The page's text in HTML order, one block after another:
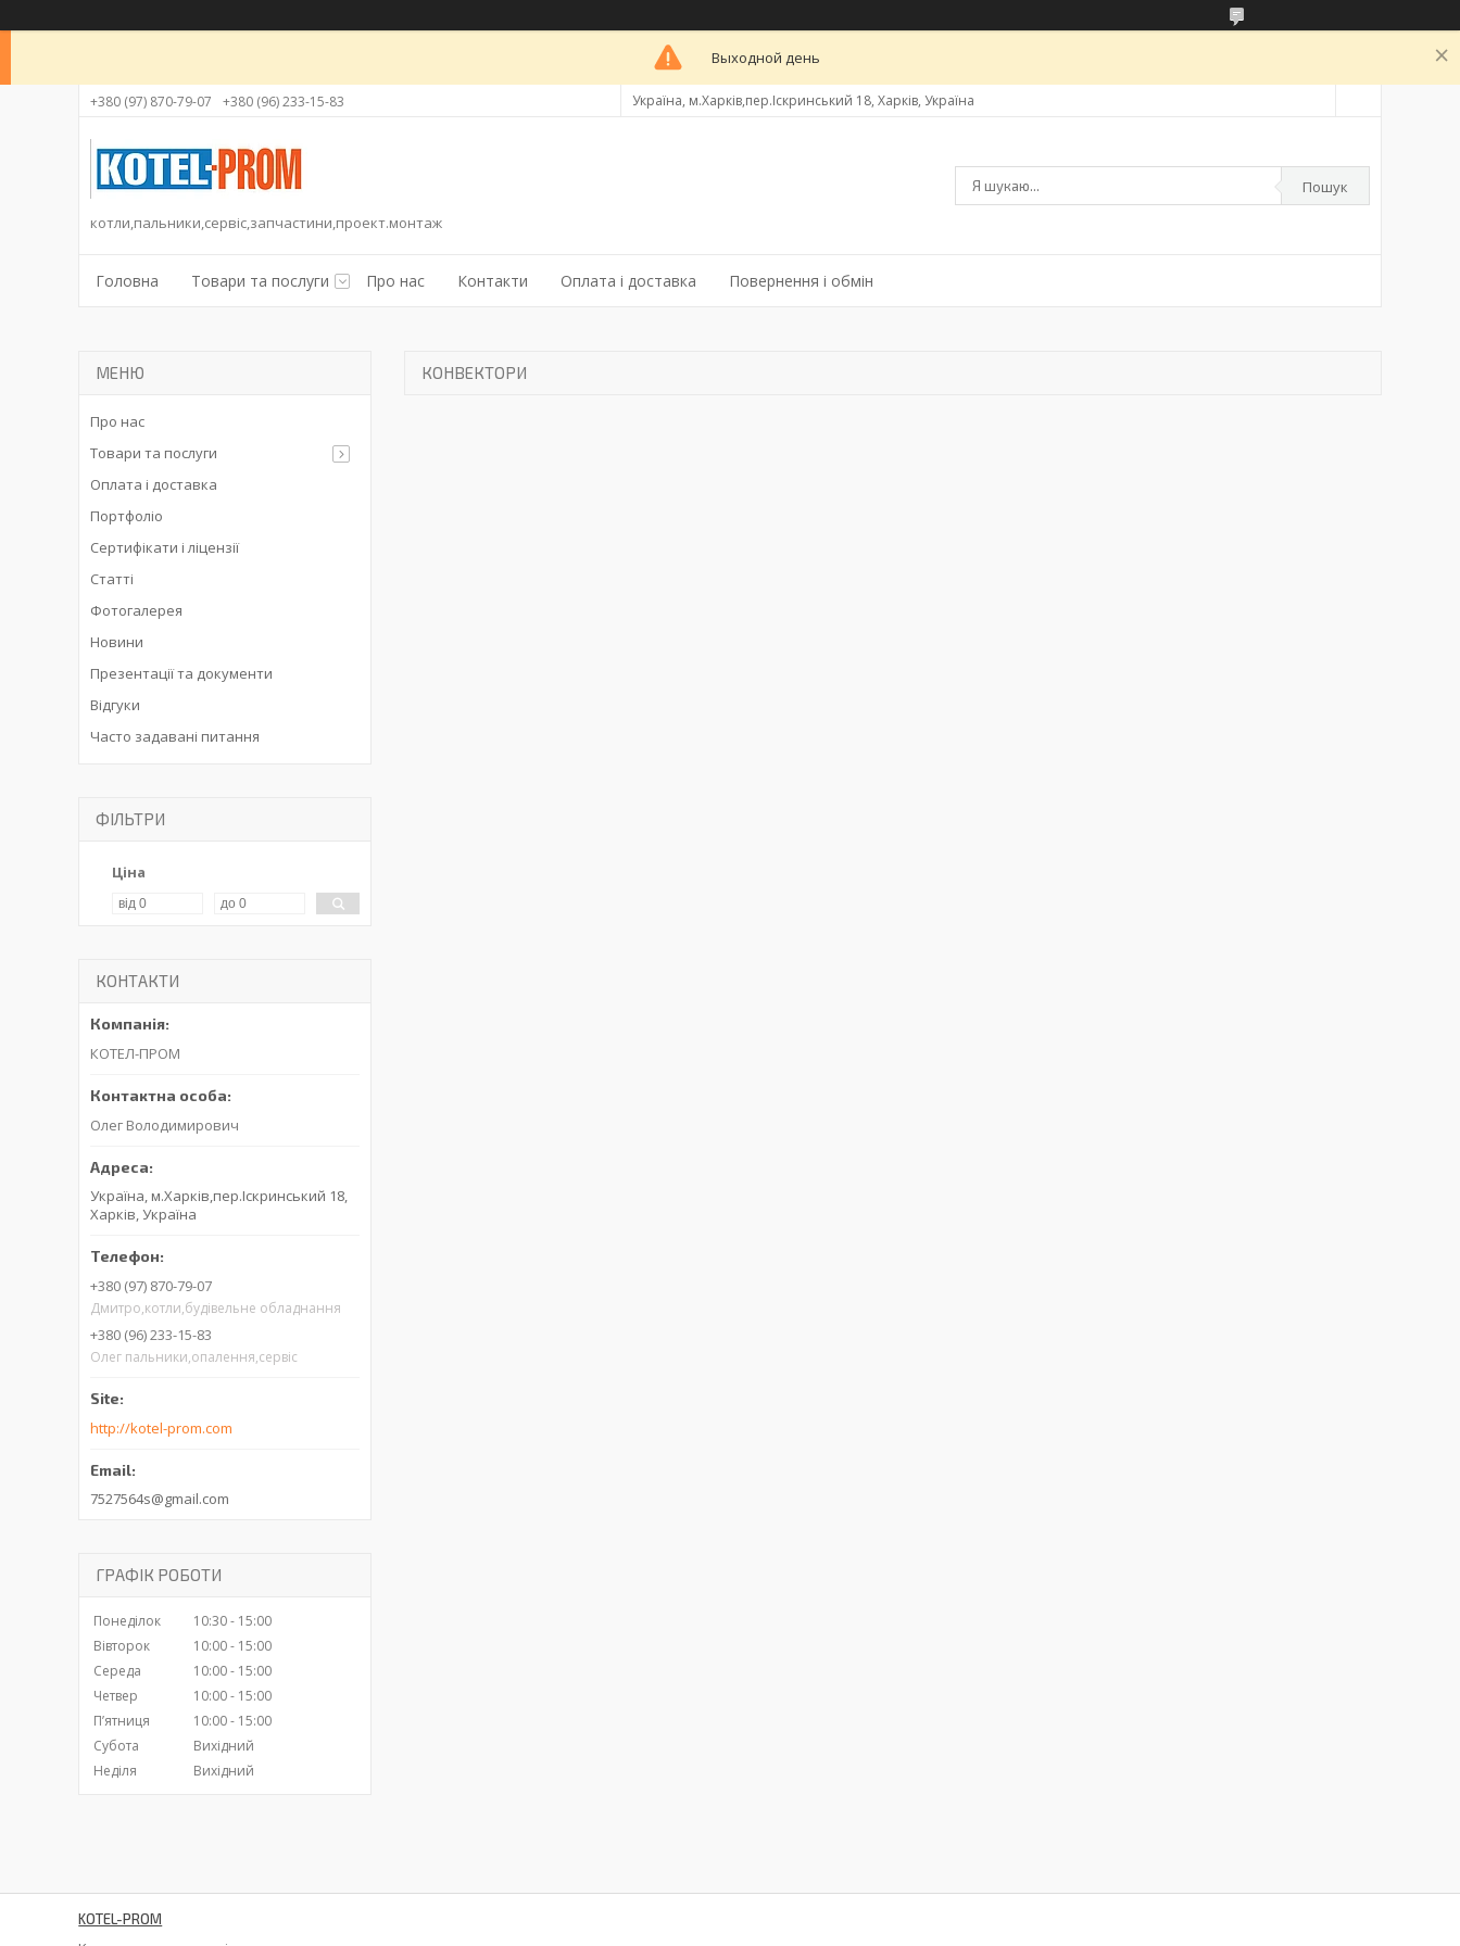
Выходной день
+380 (97) 870-79-07 +380 (96) 233-15-83 Україна, м.Харків,пер.Іскринський 18, Харків, Україна
котли,пальники,сервіс,запчастини,проект.монтаж
Пошук
Головна Товари та послуги Про нас Контакти Оплата і доставка Повернення і обмін
КОНВЕКТОРИ
Про нас
Товари та послуги
Оплата і доставка
Портфоліо
Сертифікати і ліцензії
Статті
Фотогалерея
Новини
Презентації та документи
Відгуки
Часто задавані питання
ФІЛЬТРИ
Ціна
КОНТАКТИ
КОТЕЛ-ПРОМ
Олег Володимирович
Україна, м.Харків,пер.Іскринський 18,
Харків, Україна
+380 (97) 870-79-07
Дмитро,котли,будівельне обладнання
+380 (96) 233-15-83
Олег пальники,опалення,сервіс
http://kotel-prom.com
7527564s@gmail.com
ГРАФІК РОБОТИ
Понеділок 10:30
15:00
Вівторок
10:00
15:00
Середа
10:00
15:00
Четвер
10:00
15:00
Пʼятниця
10:00
15:00
Субота
Вихідний
Неділя
Вихідний
KOTEL-PROM